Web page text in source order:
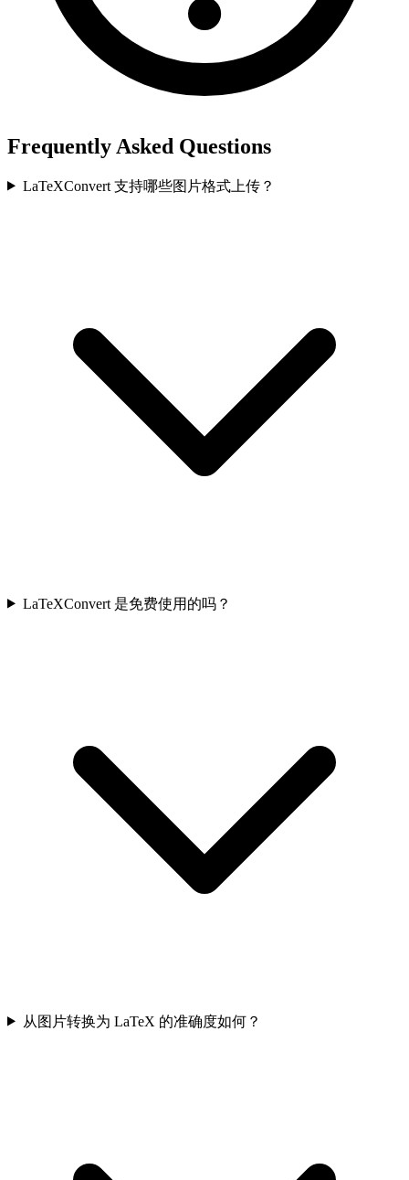
Frequently Asked Questions
LaTeXConvert 支持哪些图片格式上传？
LaTeXConvert 是免费使用的吗？
从图片转换为 LaTeX 的准确度如何？